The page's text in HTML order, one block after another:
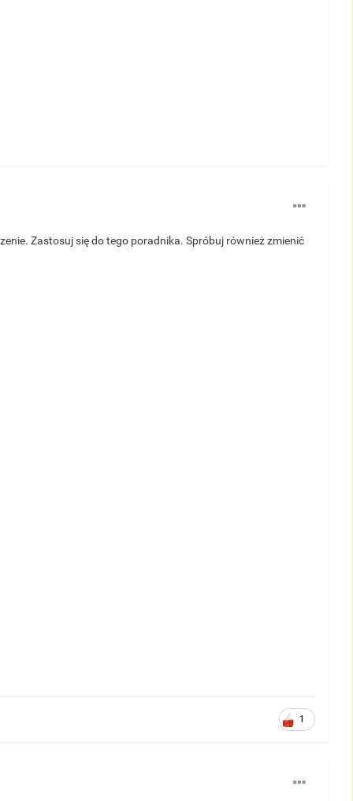
Zastosuj się do tego poradnika. Spróbuj również zmienić
1